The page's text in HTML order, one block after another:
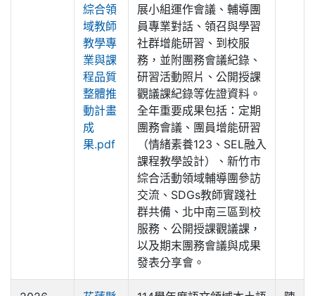
綜合領
域教師
教學專
業與課
程品質
整體推
動計畫
成
果.pdf
展小組運作會議、輔導團
員專業對話、領召與學習
社群增能研習、到校服
務，並附團務會議紀錄、
研習活動照片、公開授課
觀議課紀錄等佐證資料。
全年重要成果包括：定期
團務會議、團員增能研習
（情緒素養123、SEL融入
課程教學設計）、新竹市
綜合活動領域輔導團參訪
交流、SDGs教師實踐社
群共備、北中南三區到校
服務、公開授課觀議課，
以及期末團務會議與成果
發表分享會。